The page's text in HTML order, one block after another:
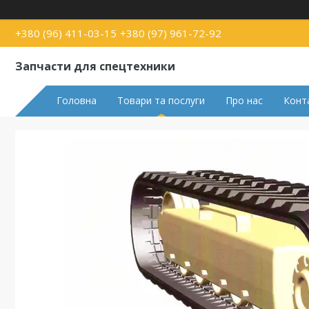
+380 (96) 411-03-15 +380 (97) 961-72-92
Запчасти для спецтехники
Головна Товари та послуги Про нас